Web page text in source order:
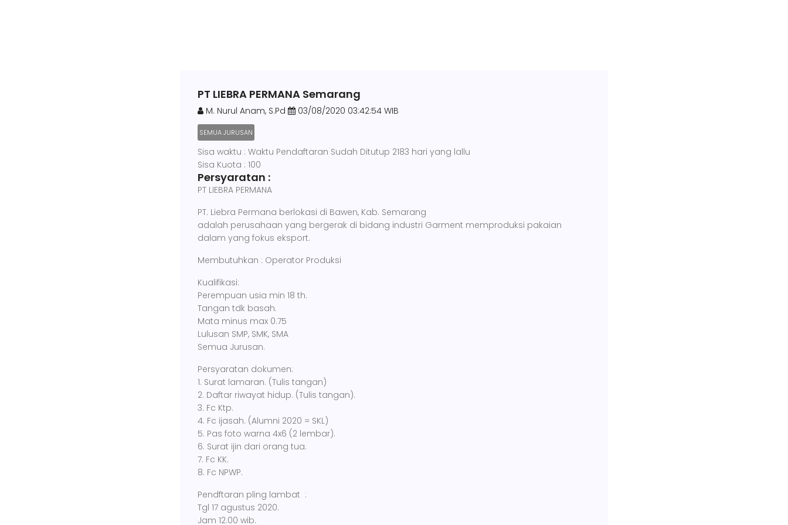
PT LIEBRA PERMANA Semarang
M. Nurul Anam, S.Pd 03/08/2020 03:42:54 WIB
SEMUA JURUSAN
Sisa waktu : Waktu Pendaftaran Sudah Ditutup 2183 hari yang lallu
Sisa Kuota : 100
Persyaratan :
PT LIEBRA PERMANA
PT. Liebra Permana berlokasi di Bawen, Kab. Semarang
adalah perusahaan yang bergerak di bidang industri Garment memproduksi pakaian
dalam yang fokus eksport.
Membutuhkan : Operator Produksi
Kualifikasi:
Perempuan usia min 18 th.
Tangan tdk basah.
Mata minus max 0.75
Lulusan SMP, SMK, SMA
Semua Jurusan.
Persyaratan dokumen:
1. Surat lamaran. (Tulis tangan)
2. Daftar riwayat hidup. (Tulis tangan).
3. Fc Ktp.
4. Fc ijasah. (Alumni 2020 = SKL)
5. Pas foto warna 4x6 (2 lembar).
6. Surat ijin dari orang tua.
7. Fc KK.
8. Fc NPWP.
Pendftaran pling lambat :
Tgl 17 agustus 2020.
Jam 12.00 wib.